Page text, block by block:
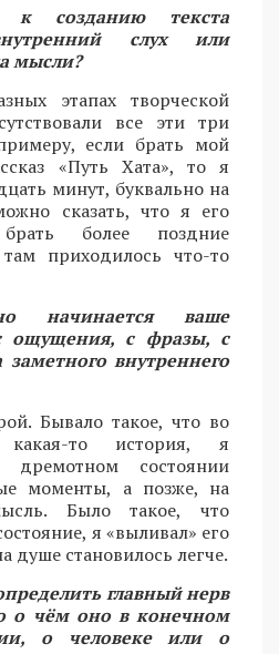
к созданию текста
слух или
мысли?
этапах творческой
все эти три
если брать мой
«Путь Хата», то я
минут, буквально на
сказать, что я его
более поздние
приходилось что-то
начинается ваше
ощущения, с фразы, с
внутреннего
Бывало такое, что во
то история, я
состоянии
моменты, а позже, на
Было такое, что
я «выливал» его
душе становилось легче.
главный нерв
о чём оно в конечном
о человеке или о